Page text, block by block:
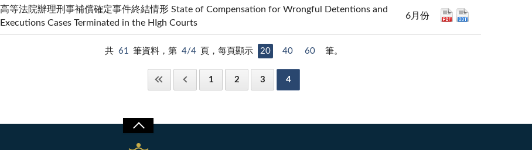
高等法院辦理刑事補償確定事件終結情形 State of Compensation for Wrongful Detentions and
Executions Cases Terminated in the HIgh Courts
6月份
共 61 筆資料，第 4/4 頁，每頁顯示 20 40 60 筆。
1 2 3 4